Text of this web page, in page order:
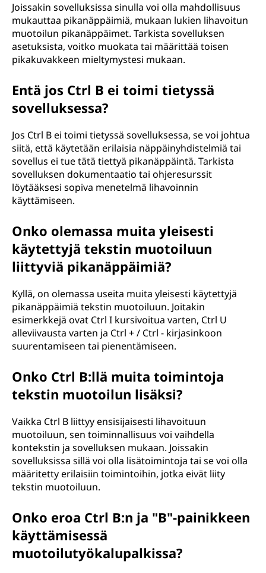
Joissakin sovelluksissa sinulla voi olla mahdollisuus
mukauttaa pikanäppäimiä, mukaan lukien lihavoitun
muotoilun pikanäppäimet. Tarkista sovelluksen
asetuksista, voitko muokata tai määrittää toisen
pikakuvakkeen mieltymystesi mukaan.
Entä jos Ctrl B ei toimi tietyssä
sovelluksessa?
Jos Ctrl B ei toimi tietyssä sovelluksessa, se voi johtua
siitä, että käytetään erilaisia näppäinyhdistelmiä tai
sovellus ei tue tätä tiettyä pikanäppäintä. Tarkista
sovelluksen dokumentaatio tai ohjeresurssit
löytääksesi sopiva menetelmä lihavoinnin
käyttämiseen.
Onko olemassa muita yleisesti
käytettyjä tekstin muotoiluun
liittyviä pikanäppäimiä?
Kyllä, on olemassa useita muita yleisesti käytettyjä
pikanäppäimiä tekstin muotoiluun. Joitakin
esimerkkejä ovat Ctrl I kursivoitua varten, Ctrl U
alleviivausta varten ja Ctrl + / Ctrl - kirjasinkoon
suurentamiseen tai pienentämiseen.
Onko Ctrl B:llä muita toimintoja
tekstin muotoilun lisäksi?
Vaikka Ctrl B liittyy ensisijaisesti lihavoituun
muotoiluun, sen toiminnallisuus voi vaihdella
kontekstin ja sovelluksen mukaan. Joissakin
sovelluksissa sillä voi olla lisätoimintoja tai se voi olla
määritetty erilaisiin toimintoihin, jotka eivät liity
tekstin muotoiluun.
Onko eroa Ctrl B:n ja "B"-painikkeen
käyttämisessä
muotoilutyökalupalkissa?